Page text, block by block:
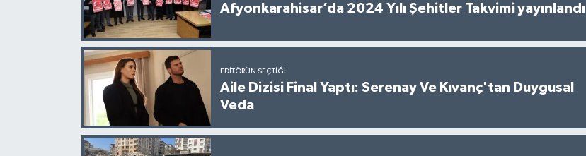
Afyonkarahisar’da 2024 Yılı Şehitler Takvimi yayınlandı
EDITÖRÜN SEÇTIĞI
Aile Dizisi Final Yaptı: Serenay Ve Kıvanç'tan Duygusal
Veda